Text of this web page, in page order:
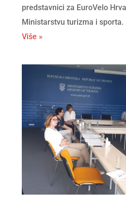
predstavnici za EuroVelo
Ministarstvu turizma i sporta.
Više »